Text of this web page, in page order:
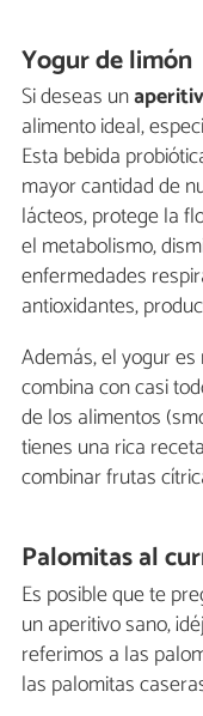
Yogur de limón
Si deseas un
alimento ideal,
Esta bebida
mayor cantidad de
lácteos, protege la
el metabolismo,
enfermedades
antioxidantes,
Además, el yogur
combina con casi
de los alimentos
tienes una rica
combinar frutas
Palomitas al
Es posible que te
un aperitivo sano,
referimos a las
las palomitas